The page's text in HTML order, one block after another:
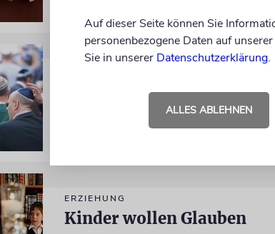
Gewalt der Sprache
ERZIEHUNG
Kinder wollen Glauben
Auf dieser Seite können Sie
personenbezogene Daten auf
Sie in unserer Datenschutzerklärung.
ALLES ABLEHNEN